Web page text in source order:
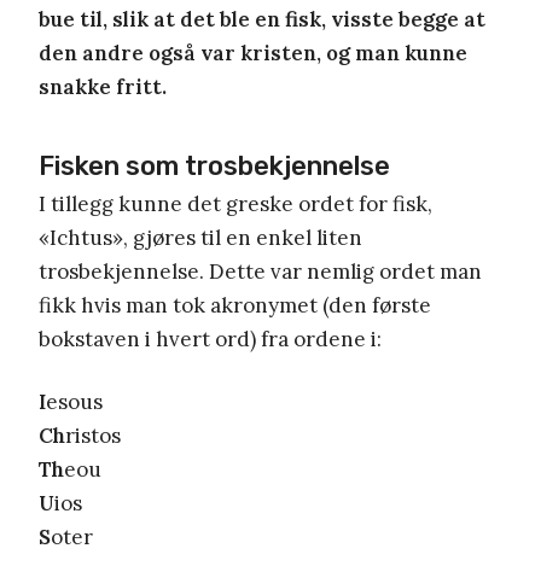
bue til, slik at det ble en fisk, visste begge at
den andre også var kristen, og man kunne
snakke fritt.
Fisken som trosbekjennelse
I tillegg kunne det greske ordet for fisk,
«Ichtus», gjøres til en enkel liten
trosbekjennelse. Dette var nemlig ordet man
fikk hvis man tok akronymet (den første
bokstaven i hvert ord) fra ordene i:
Iesous
Christos
Theou
Uios
Soter